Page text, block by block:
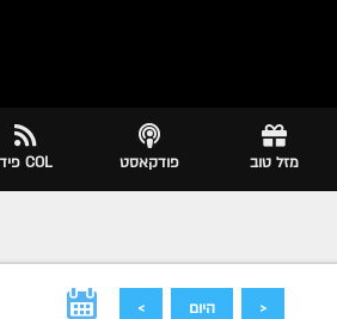
מזל טוב פודקאסט COL פיד
< היום >